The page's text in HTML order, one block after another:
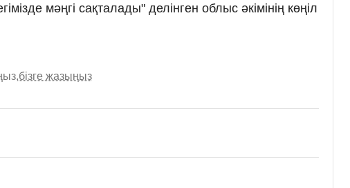
мәңгі сақталады" делінген облыс әкімінің көңіл
бізге жазыңыз